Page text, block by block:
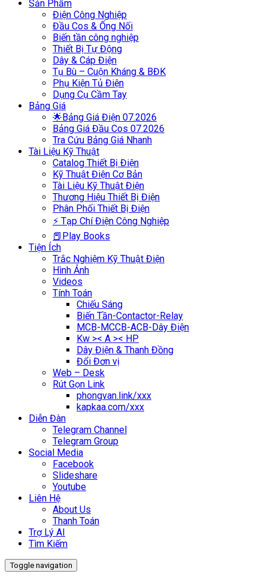
Sản Phẩm
Điện Công Nghiệp
Đầu Cos & Ống Nối
Biến tần công nghiệp
Thiết Bị Tự Động
Dây & Cáp Điện
Tụ Bù – Cuộn Kháng & BĐK
Phụ Kiện Tủ Điện
Dụng Cụ Cầm Tay
Bảng Giá
🌟Bảng Giá Điện 07.2026
Bảng Giá Đầu Cos 07.2026
Tra Cứu Bảng Giá Nhanh
Tài Liệu Kỹ Thuật
Catalog Thiết Bị Điện
Kỹ Thuật Điện Cơ Bản
Tài Liệu Kỹ Thuật Điện
Thương Hiệu Thiết Bị Điện
Phân Phối Thiết Bị Điện
⚡ Tạp Chí Điện Công Nghiệp
📕Play Books
Tiện Ích
Trắc Nghiệm Kỹ Thuật Điện
Hình Ảnh
Videos
Tính Toán
Chiếu Sáng
Biến Tần-Contactor-Relay
MCB-MCCB-ACB-Dây Điện
Kw >< A >< HP
Dây Điện & Thanh Đồng
Đổi Đơn vị
Web – Desk
Rút Gọn Link
phongvan.link/xxx
kapkaa.com/xxx
Diễn Đàn
Telegram Channel
Telegram Group
Social Media
Facebook
Slideshare
Youtube
Liên Hệ
About Us
Thanh Toán
Trợ Lý AI
Tìm Kiếm
Toggle navigation